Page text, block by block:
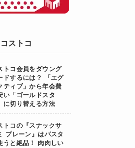
ストコ
トコ会員をダウング
ドするには？ 「エグ
ティブ」から年会費
い「ゴールドスタ
に切り替える方法
トコの『スナックサ
プレーン』はパスタ
うと絶品！ 肉肉しい